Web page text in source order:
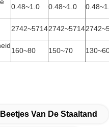
0.48~1.0 0.48~1.0
2742~57142742~5714
160~80 150~70
Van De Staaltand